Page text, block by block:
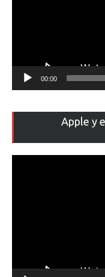
00:00
Apple y